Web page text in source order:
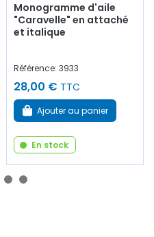
Monogramme d'aile
"Caravelle" en attaché
et italique
Référence: 3933
28,00 € TTC
Ajouter au panier
En stock